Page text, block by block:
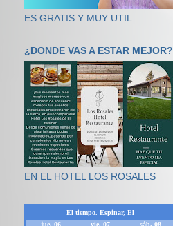
ES GRATIS Y MUY UTIL
¿DONDE VAS A ESTAR MEJOR?
EN EL HOTEL LOS ROSALES